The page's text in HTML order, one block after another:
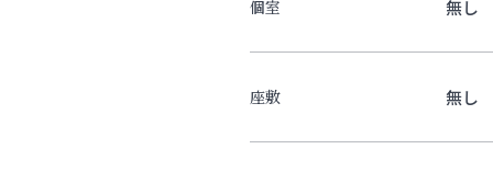
個室 無し
座敷 無し